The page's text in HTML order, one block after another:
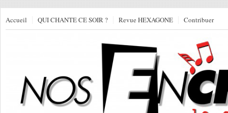
Accueil QUI CHANTE CE SOIR ? Revue HEXAGONE Contribuer